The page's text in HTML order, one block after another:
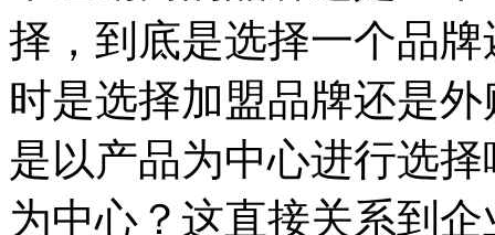
择，到底是选择一个品
时是选择加盟品牌还是
是以产品为中心进行选
为中心？这直接关系到